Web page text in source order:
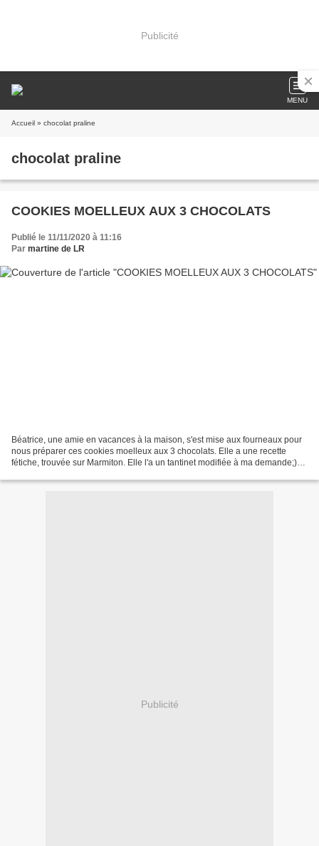
Publicité
MENU
Accueil » chocolat praline
chocolat praline
COOKIES MOELLEUX AUX 3 CHOCOLATS
Publié le 11/11/2020 à 11:16
Par martine de LR
Béatrice, une amie en vacances à la maison, s'est mise aux fourneaux pour
nous préparer ces cookies moelleux aux 3 chocolats. Elle a une recette
fétiche, trouvée sur Marmiton. Elle l'a un tantinet modifiée à ma demande;)
Publicité